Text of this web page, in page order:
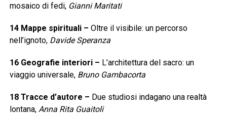
mosaico di fedi, Gianni Maritati
14 Mappe spirituali– Oltre il visibile: un percorso
nell’ignoto, Davide Speranza
16 Geografie interiori– L’architettura del sacro: un
viaggio universale, Bruno Gambacorta
18 Tracce d’autore – Due studiosi indagano una realtà
lontana, Anna Rita Guaitoli